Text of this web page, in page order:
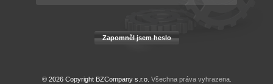
Zapomněl jsem heslo
© 2026 Copyright BZCompany s.r.o. Všechna práva vyhrazena.